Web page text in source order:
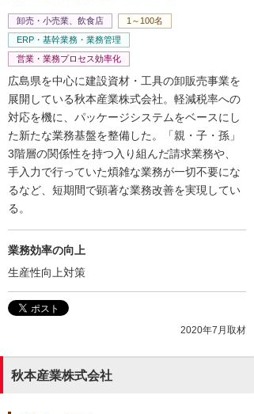
卸売・小売業、飲食店
1～100名
ERP・基幹業務・業務管理
営業・業務プロセス効率化
広島県を中心に建設資材・工具の卸販売事業を
展開している秋本産業株式会社。軽減税率への
対応を機に、パッケージシステムをベースにし
た新たな業務基盤を整備した。「親・子・孫」
3階層の関係性を持つ入り組んだ請求業務や、
手入力で行っていた煩雑な業務が一切不要にな
るなど、短期間で顕著な業務改善を実現してい
る。
業務効率の向上
生産性向上対策
2020年7月取材
秋本産業株式会社